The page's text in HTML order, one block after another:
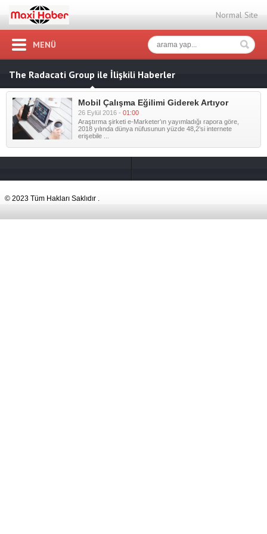
Normal Site
MENÜ
The Radacati Group ile İlişkili Haberler
Mobil Çalışma Eğilimi Giderek Artıyor
26 Eylül 2016 - 01:00
Araştırma şirketi e-Marketer’ın yayımladığı rapora göre,
2018 yılında dünya nüfusunun yüzde 48,2’si internete
erişebile ...
© 2023 Tüm Hakları Saklıdır .